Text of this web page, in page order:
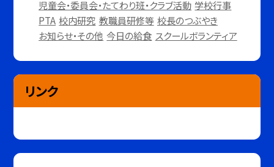
児童会・委員会・たてわり班・クラブ活動 学校行事
PTA 校内研究 教職員研修等 校長のつぶやき
お知らせ・その他 今日の給食 スクールボランティア
リンク